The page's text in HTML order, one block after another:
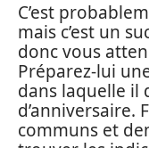
C’est
mais c’est un
donc vous
Préparez-lui
dans laquelle il
d’anniversaire.
communs et